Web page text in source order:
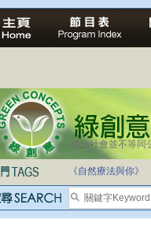
法治社會並不等同
《自然療法與你》